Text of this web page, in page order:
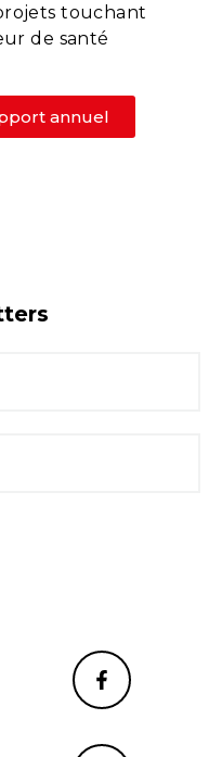
touchant
de santé
annuel